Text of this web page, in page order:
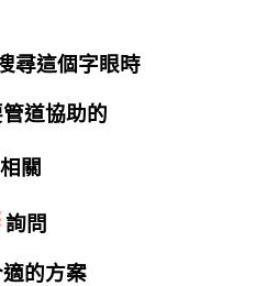
尋這個字眼時
道協助的
關
詢問
的方案